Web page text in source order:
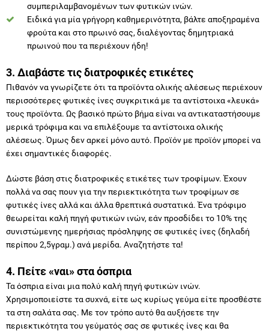
συμπεριλαμβανομένων των φυτικών ινών.
Ειδικά για μία γρήγορη καθημερινότητα, βάλτε αποξηραμένα
φρούτα και στο πρωινό σας, διαλέγοντας δημητριακά
πρωινού που τα περιέχουν ήδη!
3. Διαβάστε τις διατροφικές ετικέτες
Πιθανόν να γνωρίζετε ότι τα προϊόντα ολικής αλέσεως περιέχουν
περισσότερες φυτικές ίνες συγκριτικά με τα αντίστοιχα «λευκά»
τους προϊόντα. Ως βασικό πρώτο βήμα είναι να αντικαταστήσουμε
μερικά τρόφιμα και να επιλέξουμε τα αντίστοιχα ολικής
αλέσεως. Όμως δεν αρκεί μόνο αυτό. Προϊόν με προϊόν μπορεί να
έχει σημαντικές διαφορές.
Δώστε βάση στις διατροφικές ετικέτες των τροφίμων. Έχουν
πολλά να σας πουν για την περιεκτικότητα των τροφίμων σε
φυτικές ίνες αλλά και άλλα θρεπτικά συστατικά. Ένα τρόφιμο
θεωρείται καλή πηγή φυτικών ινών, εάν προσδίδει το 10% της
συνιστώμενης ημερήσιας πρόσληψης σε φυτικές ίνες (δηλαδή
περίπου 2,5γραμ.) ανά μερίδα. Αναζητήστε τα!
4. Πείτε «ναι» στα όσπρια
Τα όσπρια είναι μια πολύ καλή πηγή φυτικών ινών.
Χρησιμοποιείστε τα συχνά, είτε ως κυρίως γεύμα είτε προσθέστε
τα στη σαλάτα σας. Με τον τρόπο αυτό θα αυξήσετε την
περιεκτικότητα του γεύματός σας σε φυτικές ίνες και θα